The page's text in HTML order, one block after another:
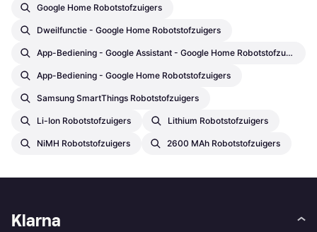
Google Home Robotstofzuigers
Dweilfunctie - Google Home Robotstofzuigers
App-Bediening - Google Assistant - Google Home Robotstofzuigers
App-Bediening - Google Home Robotstofzuigers
Samsung SmartThings Robotstofzuigers
Li-Ion Robotstofzuigers Lithium Robotstofzuigers
NiMH Robotstofzuigers 2600 MAh Robotstofzuigers
Klarna